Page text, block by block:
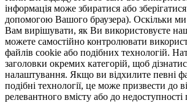
інформація може збиратися або
допомогою Вашого браузера). Оскільки
Вам вирішувати, як Ви використовуєте
можете самостійно контролювати
файлів cookie або подібних технологій.
заголовки окремих категорій, щоб
налаштування. Якщо ви відхилите певні
подібні технології, це може призвести до
релевантного вмісту або до